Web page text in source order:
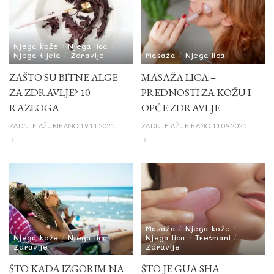
Njega kože
Njega lica
Njega tijela
Zdravlje
ZAŠTO SU BITNE ALGE
ZA ZDRAVLJE? 10
RAZLOGA
ZADNJE AŽURIRANO 19.11.2025.
Masaža Njega lica
MASAŽA LICA –
PREDNOSTI ZA KOŽU I
OPĆE ZDRAVLJE
ZADNJE AŽURIRANO 11.09.2025.
Njega kože
Njega lica
Zdravlje
ŠTO KADA IZGORIM NA
Masaža
Njega kože
Njega lica
Tretmani
Zdravlje
ŠTO JE GUA SHA